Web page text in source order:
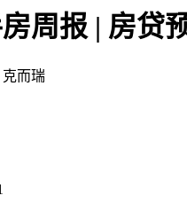
周报 | 房贷
克而瑞